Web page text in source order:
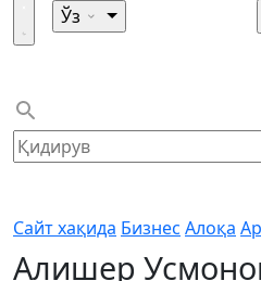
Ўз
Сайт хақида Бизнес Алоқа
Алишер